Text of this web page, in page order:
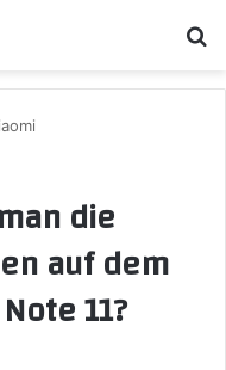
die
auf dem
11?